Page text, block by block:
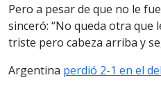
Pero a pesar de que no le
sinceró: “No queda otra que
triste pero cabeza arriba y
Argentina perdió 2-1 en el